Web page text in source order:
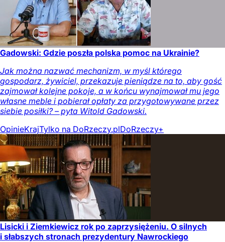
Gadowski: Gdzie poszła polska pomoc na Ukrainie?
Jak można nazwać mechanizm, w myśl którego
gospodarz, żywiciel, przekazuje pieniądze na to, aby gość
zajmował kolejne pokoje, a w końcu wynajmował mu jego
własne meble i pobierał opłaty za przygotowywane przez
siebie posiłki? – pyta Witold Gadowski.
OpinieKrajTylko na DoRzeczy.plDoRzeczy+
Lisicki i Ziemkiewicz rok po zaprzysiężeniu. O silnych
i słabszych stronach prezydentury Nawrockiego